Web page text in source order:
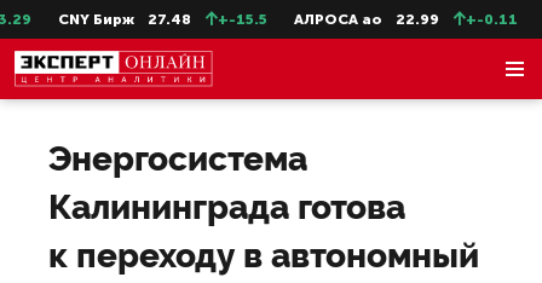
CNY Бирж 27.48 +-15.5 АЛРОСА ао 22.99 +-0.11
Энергосистема
Калининграда готова
к переходу в автономный